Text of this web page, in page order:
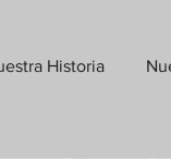
Historia